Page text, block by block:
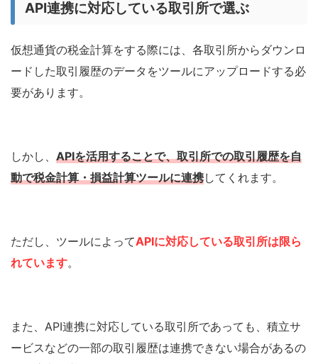
API連携に対応している取引所で選ぶ
仮想通貨の税金計算をする際には、各取引所からダウンロ
ードした取引履歴のデータをツールにアップロードする必
要があります。
しかし、 APIを活用することで、取引所での取引履歴を自
動で税金計算・損益計算ツールに連携してくれます。
ただし、ツールによってAPIに対応している取引所は限ら
れています。
また、API連携に対応している取引所であっても、積立サ
ービスなどの一部の取引履歴は連携できない場合があるの